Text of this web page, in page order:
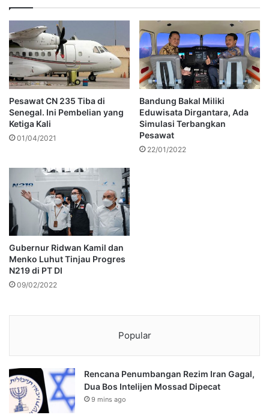
Pesawat CN 235 Tiba di
Senegal. Ini Pembelian yang
Ketiga Kali
01/04/2021
Bandung Bakal Miliki
Eduwisata Dirgantara, Ada
Simulasi Terbangkan
Pesawat
22/01/2022
Gubernur Ridwan Kamil dan
Menko Luhut Tinjau Progres
N219 di PT DI
09/02/2022
Popular
Rencana Penumbangan Rezim Iran Gagal,
Dua Bos Intelijen Mossad Dipecat
9 mins ago